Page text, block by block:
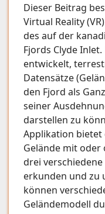
Dieser Beitrag
Virtual Reality
des auf der
Fjords Clyde
entwickelt,
Datensätze
den Fjord als
seiner
darstellen zu
Applikation bietet
Gelände mit oder
drei
erkunden und zu
können
Geländemodell